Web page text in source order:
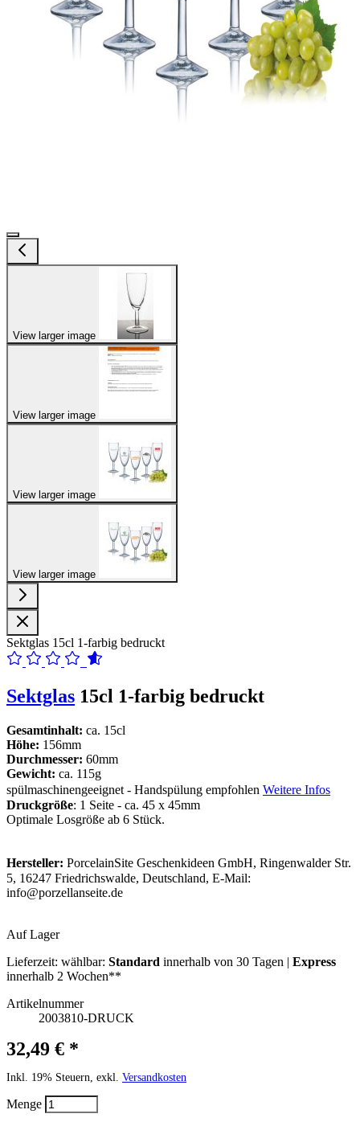
View larger image
View larger image
View larger image
View larger image
Sektglas 15cl 1-farbig bedruckt
Sektglas 15cl 1-farbig bedruckt
Gesamtinhalt: ca. 15cl
Höhe: 156mm
Durchmesser: 60mm
Gewicht: ca. 115g
spülmaschinengeeignet - Handspülung empfohlen Weitere Infos
Druckgröße: 1 Seite - ca. 45 x 45mm
Optimale Losgröße ab 6 Stück.
Hersteller: PorcelainSite Geschenkideen GmbH, Ringenwalder Str.
5, 16247 Friedrichswalde, Deutschland, E-Mail:
info@porzellanseite.de
Auf Lager
Lieferzeit: wählbar: Standard innerhalb von 30 Tagen | Express
innerhalb 2 Wochen**
Artikelnummer
2003810-DRUCK
32,49 € *
Inkl. 19% Steuern, exkl. Versandkosten
Menge